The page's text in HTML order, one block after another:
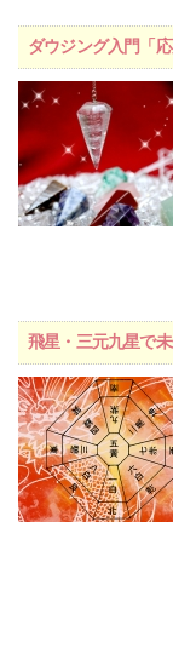
ダウジング入門「応
飛星・三元九星で